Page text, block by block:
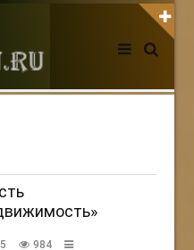
Регистрация
984